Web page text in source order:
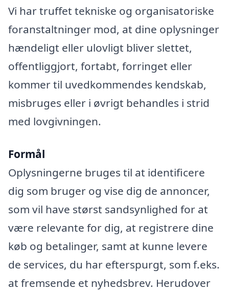
Vi har truffet tekniske og organisatoriske
foranstaltninger mod, at dine oplysninger
hændeligt eller ulovligt bliver slettet,
offentliggjort, fortabt, forringet eller
kommer til uvedkommendes kendskab,
misbruges eller i øvrigt behandles i strid
med lovgivningen.
Formål
Oplysningerne bruges til at identificere
dig som bruger og vise dig de annoncer,
som vil have størst sandsynlighed for at
være relevante for dig, at registrere dine
køb og betalinger, samt at kunne levere
de services, du har efterspurgt, som f.eks.
at fremsende et nyhedsbrev. Herudover